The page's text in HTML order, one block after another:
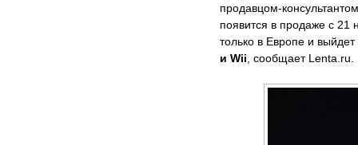
продавцом-
появится в продаже с 21
только в Европе и
и Wii, сообщает Lenta.ru.